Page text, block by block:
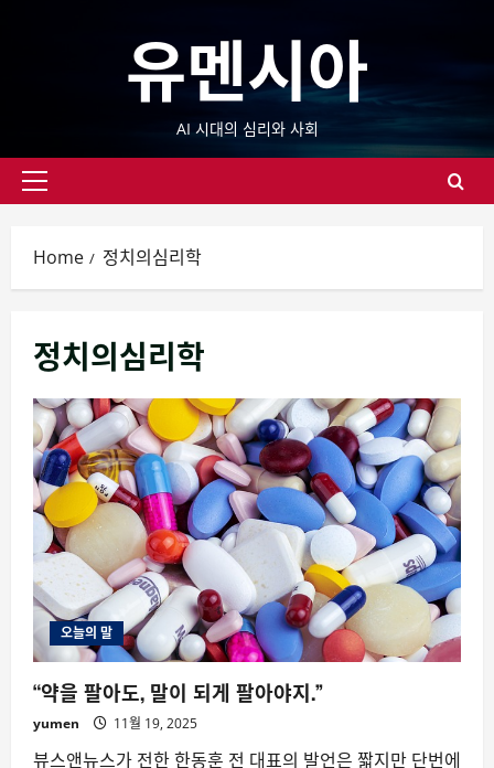
유멘시아
AI 시대의 심리와 사회
Primary
Home 정치의심리학
정치의심리학
오늘의 말
“약을 팔아도, 말이 되게 팔아야지.”
yumen 11월 19, 2025
뷰스앤뉴스가 전한 한동훈 전 대표의 발언은 짧지만 단번에